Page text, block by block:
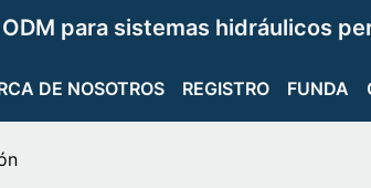
para sistemas hidráulicos
DE NOSOTROS REGISTRO FUNDA